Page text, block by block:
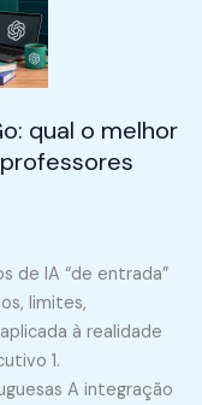
qual o melhor
de IA “de entrada”
limites,
à realidade
1.
A integração